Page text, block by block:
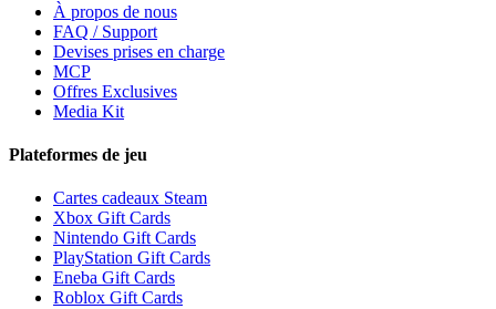
À propos de nous
FAQ / Support
Devises prises en charge
MCP
Offres Exclusives
Media Kit
Plateformes de jeu
Cartes cadeaux Steam
Xbox Gift Cards
Nintendo Gift Cards
PlayStation Gift Cards
Eneba Gift Cards
Roblox Gift Cards